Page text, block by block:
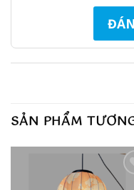
SẢN PHẨM
Add